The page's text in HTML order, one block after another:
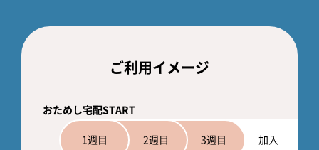
ご利用イメージ
おためし宅配START
1週目 2週目 3週目 加入